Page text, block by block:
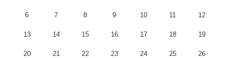
6 7 8 9 10 11 12
13 14 15 16 17 18 19
20 21 22 23 24 25 26